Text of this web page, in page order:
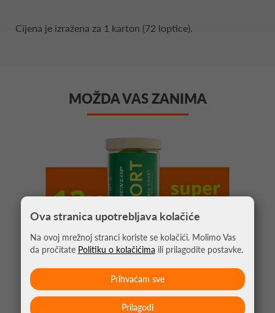
Cijena je izražena za 1 karton (72 loptice).
MOŽDA VAS ZANIMA
Ova stranica upotrebljava kolačiće
Na ovoj mrežnoj stranci koriste se kolačići. Molimo Vas
da pročitate Politiku o kolačićima ili prilagodite postavke.
Prilagodi
Prihvaćam sve